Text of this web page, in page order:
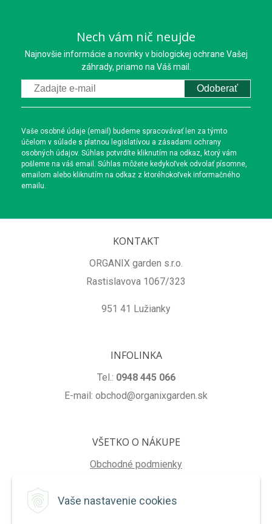
Vaše nastavenie cookies
Nech vám nič neujde
Najnovšie informácie a novinky v biologickej ochrane Vašej
záhrady, priamo na Váš mail.
Odoberať
Vaše osobné údaje (email) budeme spracovávať len za týmto
účelom v súlade s platnou legislatívou a zásadami ochrany
osobných údajov. Súhlas potvrdíte kliknutím na odkaz, ktorý vám
pošleme na váš email. Súhlas môžete kedykoľvek odvolať písomne,
emailom alebo kliknutím na odkaz z ktoréhokoľvek informačného
emailu.
KONTAKT
ORGANIX garden s.r.o.
Rastislavova 1067/323
951 41 Lužianky
INFOLINKA
Tel.: 0948 445 066
E-mail: obchod@organixgarden.sk
VŠETKO O NÁKUPE
Obchodné podmienky
Reklamačné podmienky